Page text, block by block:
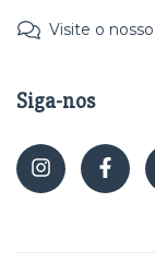
Visite o
Siga-nos